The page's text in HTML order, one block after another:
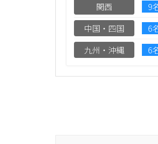
関西
9
中国・四国
6
九州・沖縄
6